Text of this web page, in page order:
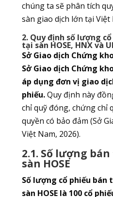
chúng ta sẽ phân tích
sàn giao dịch lớn tại Việt
2. Quy định số lượng
tại sàn HOSE, HNX và
Sở Giao dịch Chứng
Sở Giao dịch Chứng
áp dụng đơn vị giao
phiếu.Quy định này
chỉ quỹ đóng, chứng chỉ
quyền có bảo đảm (Sở
Việt Nam, 2026).
2.1. Số lượng
sàn HOSE
Số lượng cổ phiếu
sàn HOSE là 100 cổ